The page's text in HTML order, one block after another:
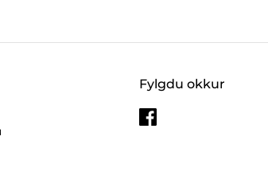
Fylgdu okkur